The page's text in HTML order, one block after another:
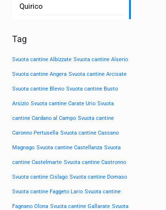
Quirico
Tag
Svuota cantine Albizzate Svuota cantine Alserio
Svuota cantine Angera Svuota cantine Arcisate
Svuota cantine Blevio Svuota cantine Busto
Arsizio Svuota cantine Carate Urio Svuota
cantine Cardano al Campo Svuota cantine
Caronno Pertusella Svuota cantine Cassano
Magnago Svuota cantine Castellanza Svuota
cantine Castelmarte Svuota cantine Castronno
Svuota cantine Cislago Svuota cantine Domaso
Svuota cantine Faggeto Lario Svuota cantine
Fagnano Olona Svuota cantine Gallarate Svuota